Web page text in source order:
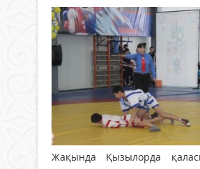
Жақында Қызылорда